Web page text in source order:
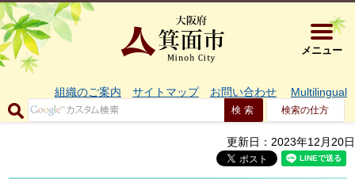
大阪府箕
メニュー
組織のご案内 サイトマップ お問い合わせ Multilingual
検索の仕方
更新日：2023年12月20日